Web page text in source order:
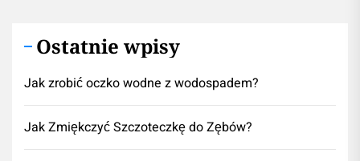
Ostatnie wpisy
Jak zrobić oczko wodne z wodospadem?
Jak Zmiękczyć Szczoteczkę do Zębów?